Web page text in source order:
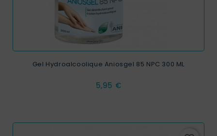
Gel Hydroalcoolique Aniosgel 85 NPC 300 ML
Prix
5,95 €